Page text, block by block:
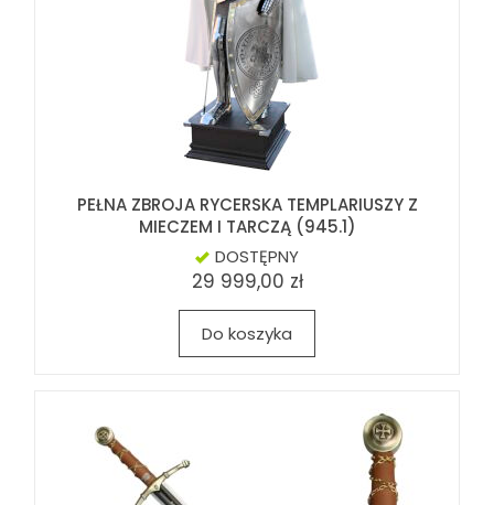
PEŁNA ZBROJA RYCERSKA TEMPLARIUSZY Z
MIECZEM I TARCZĄ (945.1)
DOSTĘPNY
29 999,00 zł
Do koszyka